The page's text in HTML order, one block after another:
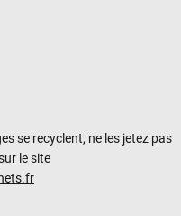
se recyclent, ne les jetez pas
le site